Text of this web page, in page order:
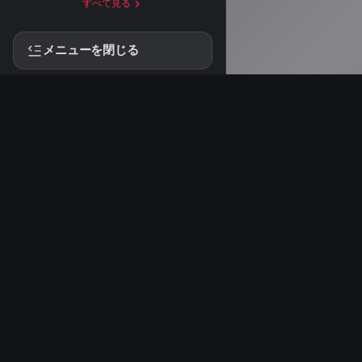
すべて見る
メニューを閉じる